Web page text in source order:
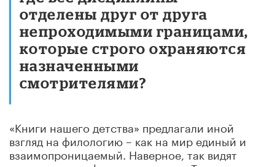
отделены друг от друга
непроходимыми границами,
которые строго охраняются
назначенными
смотрителями?
«Книги нашего детства» предлагали иной
взгляд на филологию – как на мир единый и
взаимопроницаемый. Наверное, так видят